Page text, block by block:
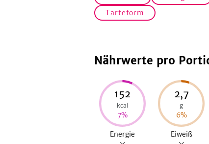
Tarteform
Nährwerte pro
152
kcal
7%
Energie
2,7
g
6%
Eiweiß